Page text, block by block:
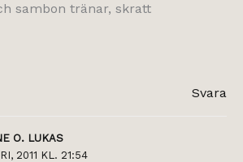
sambon tränar, skratt
Svara
O. LUKAS
2011 KL. 21:54